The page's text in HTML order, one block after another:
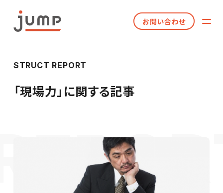
お問い合わせ
STRUCT REPORT
「現場力」に関する記事